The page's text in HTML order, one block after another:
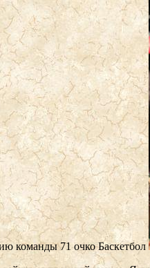
команды 71 очкоБаскетбол